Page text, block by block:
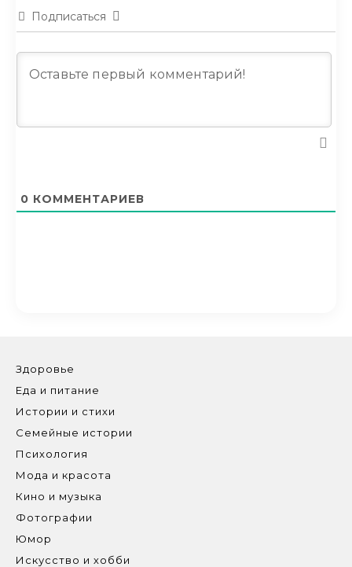
Подписаться
0 КОММЕНТАРИЕВ
Здоровье
Еда и питание
Истории и стихи
Семейные истории
Психология
Мода и красота
Кино и музыка
Фотографии
Юмор
Искусство и хобби